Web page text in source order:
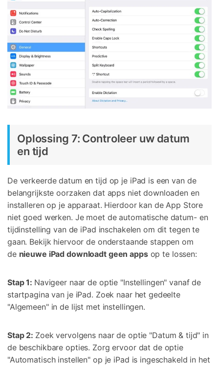
Oplossing 7: Controleer uw datum
en tijd
De verkeerde datum en tijd op je iPad is een van de
belangrijkste oorzaken dat apps niet downloaden en
installeren op je apparaat. Hierdoor kan de App Store
niet goed werken. Je moet de automatische datum- en
tijdinstelling van de iPad inschakelen om dit tegen te
gaan. Bekijk hiervoor de onderstaande stappen om
de nieuwe iPad downloadt geen apps op te lossen:
Stap 1: Navigeer naar de optie "Instellingen" vanaf de
startpagina van je iPad. Zoek naar het gedeelte
"Algemeen" in de lijst met instellingen.
Stap 2: Zoek vervolgens naar de optie "Datum & tijd" in
de beschikbare opties. Zorg ervoor dat de optie
"Automatisch instellen" op je iPad is ingeschakeld in het